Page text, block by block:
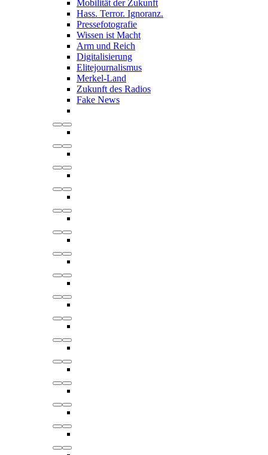
Mobilität der Zukunft
Hass. Terror. Ignoranz.
Pressefotografie
Wissen ist Macht
Arm und Reich
Digitalisierung
Elitejournalismus
Merkel-Land
Zukunft des Radios
Fake News